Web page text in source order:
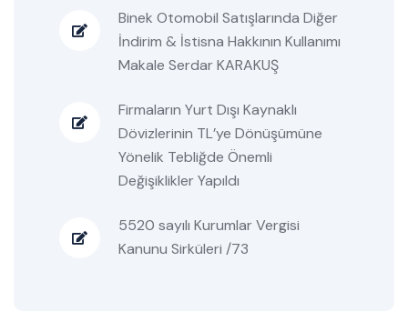
Binek Otomobil Satışlarında Diğer
İndirim & İstisna Hakkının Kullanımı
Makale Serdar KARAKUŞ
Firmaların Yurt Dışı Kaynaklı
Dövizlerinin TL’ye Dönüşümüne
Yönelik Tebliğde Önemli
Değişiklikler Yapıldı
5520 sayılı Kurumlar Vergisi
Kanunu Sirküleri /73